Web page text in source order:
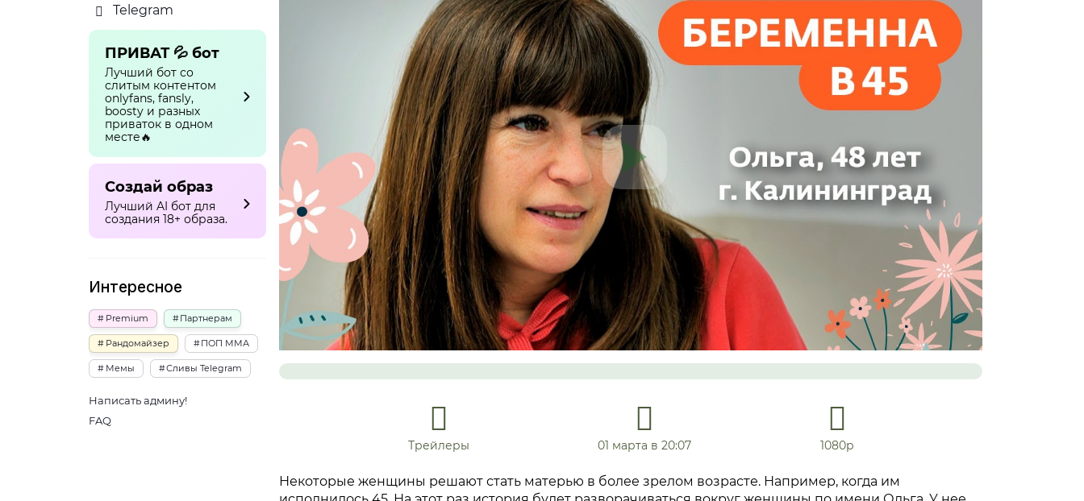
Telegram
ПРИВАТ 💦 бот
Лучший бот со
слитым контентом
onlyfans, fansly,
boosty и разных
приваток в одном
месте🔥
Создай образ
Лучший AI бот для
создания 18+ образа.
Интересное
Premium Партнерам
Рандомайзер ПОП ММА
Мемы Сливы Telegram
Написать админу!
FAQ
Трейлеры 01 марта в 20:07 1080р
Некоторые женщины решают стать матерью в более зрелом возрасте. Например, когда им